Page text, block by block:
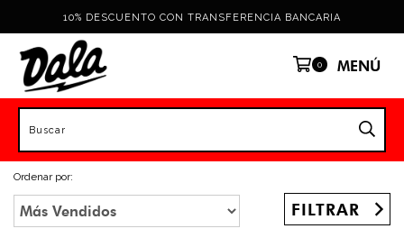
10% DESCUENTO CON TRANSFERENCIA BANCARIA
0 MENÚ
Ordenar por:
FILTRAR